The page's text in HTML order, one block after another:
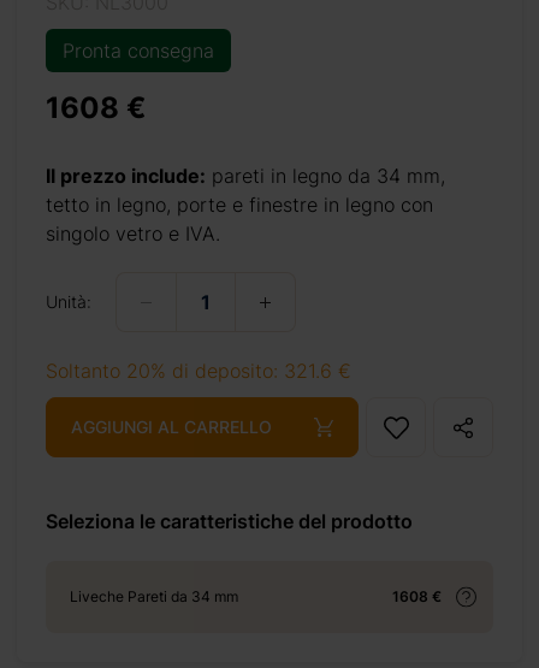
Pronta consegna
1608 €
Il prezzo include: pareti in legno da 34 mm,
tetto in legno, porte e finestre in legno con
singolo vetro e IVA.
Unità:
Soltanto 20% di deposito: 321.6 €
AGGIUNGI AL CARRELLO
Seleziona le caratteristiche del prodotto
Liveche Pareti da 34 mm 1608 €